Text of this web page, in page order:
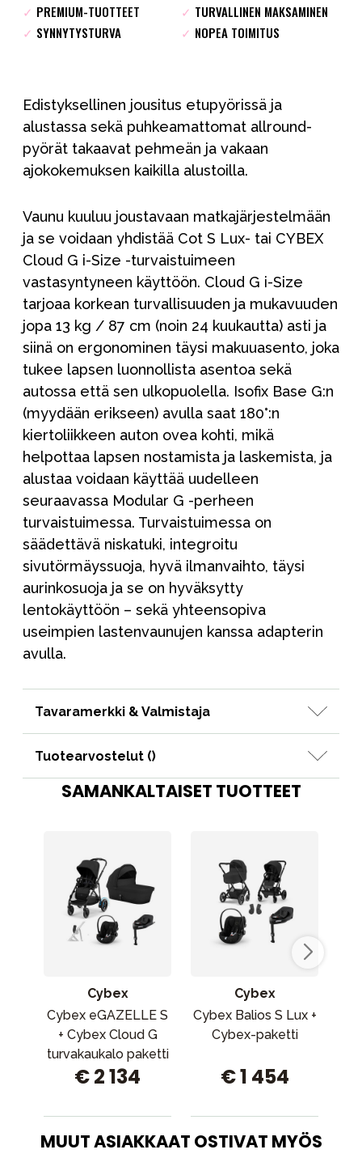
✓ PREMIUM-TUOTTEET ✓ TURVALLINEN MAKSAMINEN
✓ SYNNYTYSTURVA ✓ NOPEA TOIMITUS
Edistyksellinen jousitus etupyörissä ja
alustassa sekä puhkeamattomat allround-
pyörät takaavat pehmeän ja vakaan
ajokokemuksen kaikilla alustoilla.
Vaunu kuuluu joustavaan matkajärjestelmään
ja se voidaan yhdistää Cot S Lux- tai CYBEX
Cloud G i-Size -turvaistuimeen
vastasyntyneen käyttöön. Cloud G i-Size
tarjoaa korkean turvallisuuden ja mukavuuden
jopa 13 kg / 87 cm (noin 24 kuukautta) asti ja
siinä on ergonominen täysi makuuasento, joka
tukee lapsen luonnollista asentoa sekä
autossa että sen ulkopuolella. Isofix Base G:n
(myydään erikseen) avulla saat 180°:n
kiertoliikkeen auton ovea kohti, mikä
helpottaa lapsen nostamista ja laskemista, ja
alustaa voidaan käyttää uudelleen
seuraavassa Modular G -perheen
turvaistuimessa. Turvaistuimessa on
säädettävä niskatuki, integroitu
sivutörmäyssuoja, hyvä ilmanvaihto, täysi
aurinkosuoja ja se on hyväksytty
lentokäyttöön – sekä yhteensopiva
useimpien lastenvaunujen kanssa adapterin
avulla.
Tavaramerkki & Valmistaja
Tuotearvostelut ()
SAMANKALTAISET TUOTTEET
Cybex
Cybex eGAZELLE S
+ Cybex Cloud G
turvakaukalo paketti
€ 2 134
Cybex
Cybex Balios S Lux +
Cybex-paketti
€ 1 454
MUUT ASIAKKAAT OSTIVAT MYÖS